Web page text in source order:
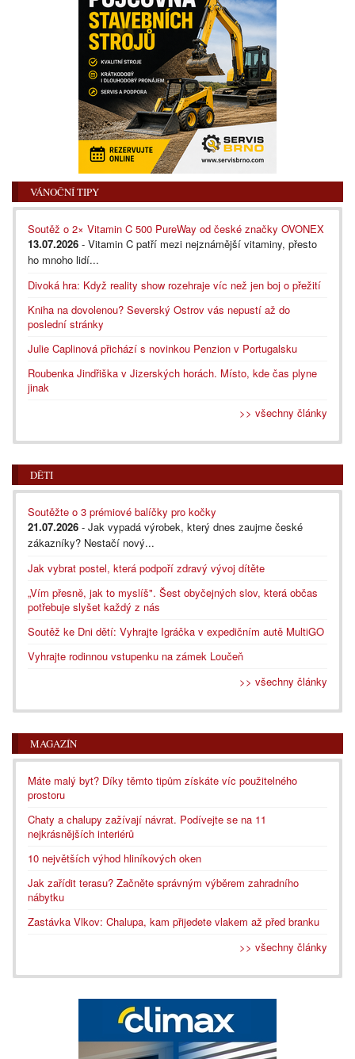
VÁNOČNÍ TIPY
Soutěž o 2× Vitamin C 500 PureWay od české značky OVONEX
13.07.2026 - Vitamin C patří mezi nejznámější vitaminy, přesto
ho mnoho lidí...
Divoká hra: Když reality show rozehraje víc než jen boj o přežití
Kniha na dovolenou? Severský Ostrov vás nepustí až do
poslední stránky
Julie Caplinová přichází s novinkou Penzion v Portugalsku
Roubenka Jindřiška v Jizerských horách. Místo, kde čas plyne
jinak
>> všechny články
DĚTI
Soutěžte o 3 prémiové balíčky pro kočky
21.07.2026 - Jak vypadá výrobek, který dnes zaujme české
zákazníky? Nestačí nový...
Jak vybrat postel, která podpoří zdravý vývoj dítěte
„Vím přesně, jak to myslíš". Šest obyčejných slov, která občas
potřebuje slyšet každý z nás
Soutěž ke Dni dětí: Vyhrajte Igráčka v expedičním autě MultiGO
Vyhrajte rodinnou vstupenku na zámek Loučeň
>> všechny články
MAGAZÍN
Máte malý byt? Díky těmto tipům získáte víc použitelného
prostoru
Chaty a chalupy zažívají návrat. Podívejte se na 11
nejkrásnějších interiérů
10 největších výhod hliníkových oken
Jak zařídit terasu? Začněte správným výběrem zahradního
nábytku
Zastávka Vlkov: Chalupa, kam přijedete vlakem až před branku
>> všechny články